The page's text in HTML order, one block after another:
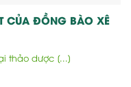
CỦA ĐỒNG BÀO XÊ
thảo dược [...]